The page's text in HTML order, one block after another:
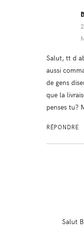
Salut, tt d
aussi
de gens
que la
penses tu?
RÉPONDRE
Salut